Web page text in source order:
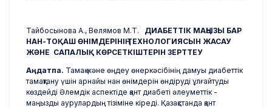
Тайбосынова А., Велямов М.Т. ДИАБЕТТІК МАҢЫЗЫ БАР
НАН-ТОҚАШ ӨНІМДЕРІНІҢ ТЕХНОЛОГИЯСЫН ЖАСАУ
ЖӘНЕ САПАЛЫҚ КӨРСЕТКІШТЕРІН ЗЕРТТЕУ
Аңдатпа. Тамақ және өңдеу өнеркәсібінің дамуы диабеттік
тамақтану үшін арнайы нан өнімдерін өндіруді ұлғайтуды
көздейді Әлемдік аспектіде қант диабеті әлеуметтік -
маңызды аурулардың тізіміне кіреді. Қазақстанда қант